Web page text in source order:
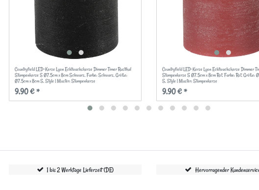
Countryfield LED-Kerze Lyon Echtwachskerze Dimmer Timer Rustikal
Stumpenkerze S Ø7.5cm x 8cm Schwarz, Farbe: Schwarz, Größe:
Ø7.5cm x 8cm S, Style | Muster: Stumpenkerze
9,90 € *
Countryfield LED-Kerze Lyon Echtwachskerze Dimmer
Stumpenkerze S Ø7.5cm x 8cm Rot, Farbe: Rot, Größe:
S, Style | Muster: Stumpenkerze
9,90 € *
1 bis 2 Werktage Lieferzeit (DE) Hervorragender